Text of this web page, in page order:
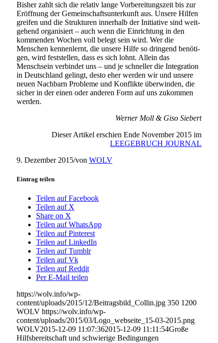
Bisher zahlt sich die rela­tiv lan­ge Vorbereitungszeit bis zur
Eröffnung der Gemeinschaftsunterkunft aus. Unsere Hilfen
grei­fen und die Strukturen inner­halb der Initiative sind weit­
ge­hend orga­ni­siert – auch wenn die Einrichtung in den
kom­men­den Wochen voll belegt sein wird. Wer die
Menschen ken­nen­lernt, die unse­re Hilfe so drin­gend benö­ti­
gen, wird fest­stel­len, dass es sich lohnt. Allein das
Menschsein ver­bin­det uns – und je schnel­ler die Integration
in Deutschland gelingt, des­to eher wer­den wir und unse­re
neu­en Nachbarn Probleme und Konflikte über­win­den, die
sicher in der einen oder ande­ren Form auf uns zukom­men
werden.
Werner Moll & Giso Siebert
Dieser Artikel erschien Ende November 2015 im
LEEGEBRUCH JOURNAL
9. Dezember 2015/von WOLV
Eintrag teilen
Teilen auf Facebook
Teilen auf X
Share on X
Teilen auf WhatsApp
Teilen auf Pinterest
Teilen auf LinkedIn
Teilen auf Tumblr
Teilen auf Vk
Teilen auf Reddit
Per E-Mail teilen
https://wolv.info/wp-
content/uploads/2015/12/Beitragsbild_Collin.jpg 350 1200
WOLV https://wolv.info/wp-
content/uploads/2015/03/Logo_webseite_15-03-2015.png
WOLV2015-12-09 11:07:362015-12-09 11:11:54Große
Hilfsbereitschaft und schwierige Bedingungen